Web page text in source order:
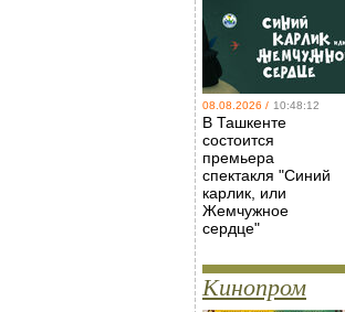
08.08.2026 / 10:48:12
В Ташкенте
состоится
премьера
спектакля "Синий
карлик, или
Жемчужное
сердце"
Кинопром